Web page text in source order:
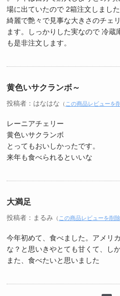
場に出ていたので 2箱注文しました
綺麗で艶々で見事な大きさのチェ
ます。しっかりした実なので 冷
も是非注文します。
黄色いサクランボ～
投稿者：はなはな （ この商品レビューを
レーニアチェリー
黄色いサクランボ
とってもおいしかったです。
来年も食べられるといいな
大満足
投稿者：まるみ （ この商品レビューを削
今年初めて、食べました。アメリ
な？と思いきやとても甘くて、し
また、食べたいと思いました